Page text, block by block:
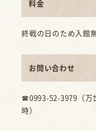
料金
終戦の日のため入館
お問い合わせ
☎0993-52-3979（万
時）